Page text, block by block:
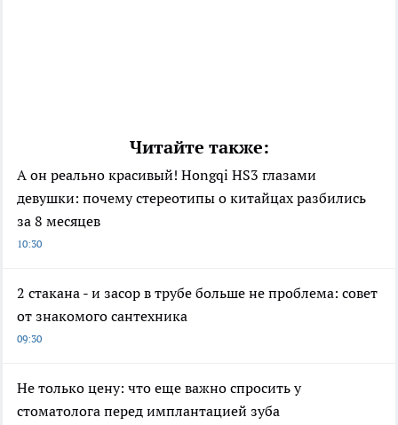
Читайте также:
А он реально красивый! Hongqi HS3 глазами
девушки: почему стереотипы о китайцах разбились
за 8 месяцев
10:30
2 стакана - и засор в трубе больше не проблема: совет
от знакомого сантехника
09:30
Не только цену: что еще важно спросить у
стоматолога перед имплантацией зуба